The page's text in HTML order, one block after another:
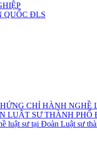
QUỐC ĐLS
CHỈ HÀNH NGHỀ
LUẬT SƯ THÀNH PHỐ
luật sư tại Đoàn Luật sư